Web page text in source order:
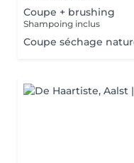
Coupe + brushing
Shampoing inclus
Coupe séchage